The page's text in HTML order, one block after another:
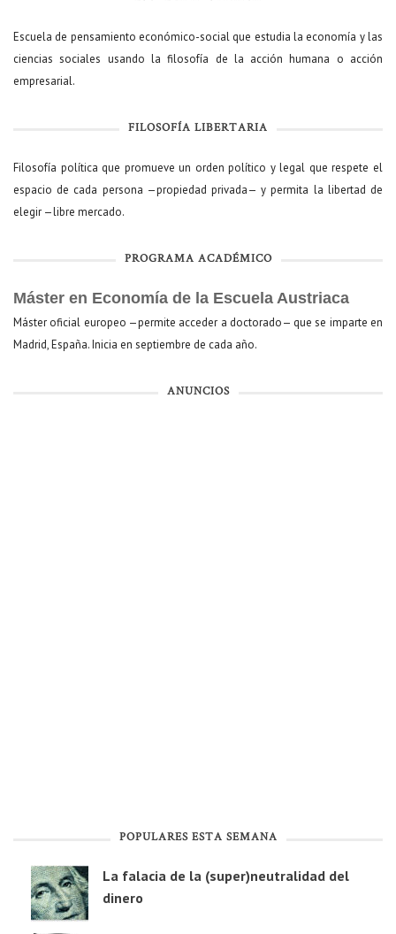
Escuela de pensamiento económico-social que estudia la economía y las
ciencias sociales usando la filosofía de la acción humana o acción
empresarial.
FILOSOFÍA LIBERTARIA
Filosofía política que promueve un orden político y legal que respete el
espacio de cada persona —propiedad privada— y permita la libertad de
elegir —libre mercado.
PROGRAMA ACADÉMICO
Máster en Economía de la Escuela Austriaca
Máster oficial europeo —permite acceder a doctorado— que se imparte en
Madrid, España. Inicia en septiembre de cada año.
ANUNCIOS
POPULARES ESTA SEMANA
La falacia de la (super)neutralidad del
dinero